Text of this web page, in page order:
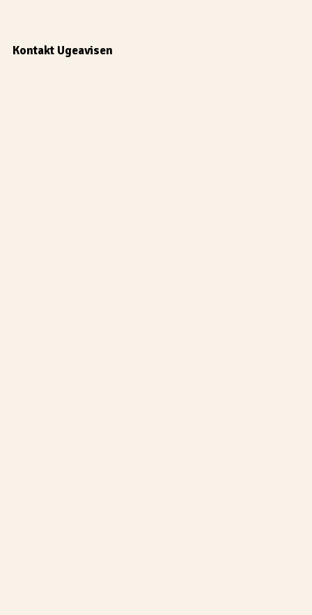
Kontakt Ugeavisen